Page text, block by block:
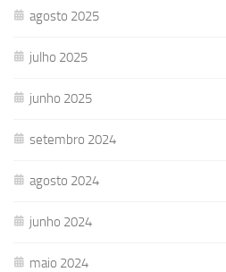
agosto 2025
julho 2025
junho 2025
setembro 2024
agosto 2024
junho 2024
maio 2024